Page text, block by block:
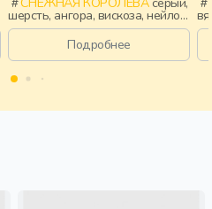
шерсть, ангора, вискоза, нейлон,
зима, осень, россия, мальчики,
Подробнее